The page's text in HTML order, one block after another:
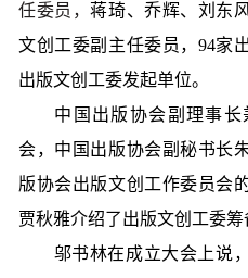
任委员，蒋琦、乔辉、刘东
文创工委副主任委员，94家
出版文创工委发起单位。
中国出版协会副理事长
会，中国出版协会副秘书长
版协会出版文创工作委员会
贾秋雅介绍了出版文创工委筹
邬书林在成立大会上说，